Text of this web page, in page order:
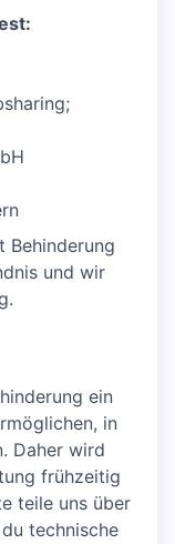
Behinderung
und wir
ein
in
Daher wird
frühzeitig
teile uns über
technische